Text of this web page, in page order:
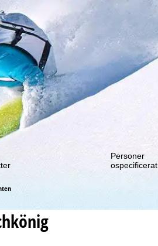
Personer
ospecificerat